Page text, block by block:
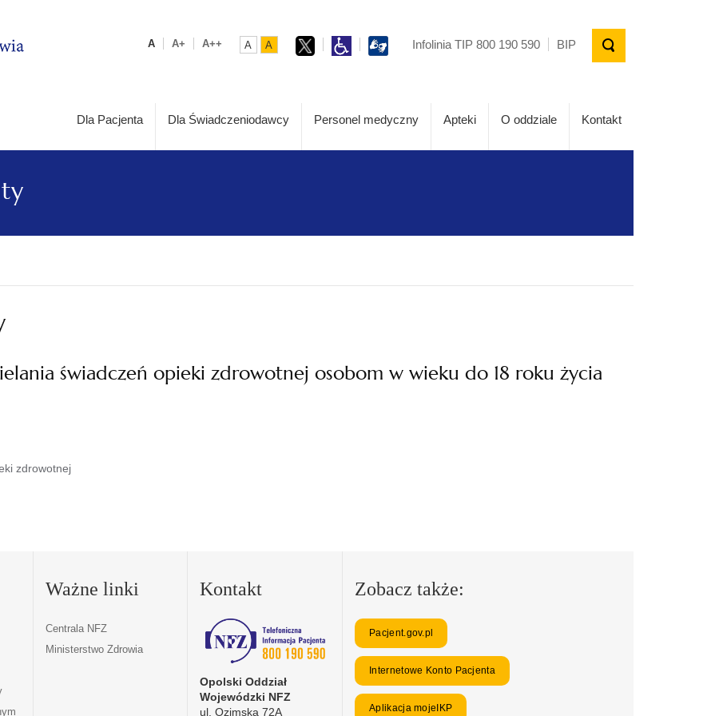
A A+ A++ A A Infolinia TIP 800 190 590 BIP
Dla Pacjenta Dla Świadczeniodawcy Personel medyczny Apteki O oddziale Kontakt
świadczeń opieki zdrowotnej osobom w wieku do 18 roku życia
zdrowotnej
Ważne linki
Centrala NFZ
Ministerstwo Zdrowia
Kontakt
Opolski Oddział
Wojewódzki NFZ
ul. Ozimska 72A
Zobacz także:
Pacjent.gov.pl
Internetowe Konto Pacjenta
Aplikacja mojeIKP